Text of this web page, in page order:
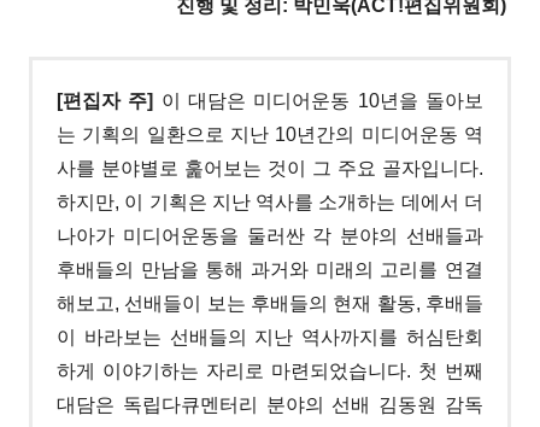
진행 및 정리: 박민욱(ACT!편집위원회)
[편집자 주] 이 대담은 미디어운동 10년을 돌아보
는 기획의 일환으로 지난 10년간의 미디어운동 역
사를 분야별로 훑어보는 것이 그 주요 골자입니다.
하지만, 이 기획은 지난 역사를 소개하는 데에서 더
나아가 미디어운동을 둘러싼 각 분야의 선배들과
후배들의 만남을 통해 과거와 미래의 고리를 연결
해보고, 선배들이 보는 후배들의 현재 활동, 후배들
이 바라보는 선배들의 지난 역사까지를 허심탄회
하게 이야기하는 자리로 마련되었습니다. 첫 번째
대담은 독립다큐멘터리 분야의 선배 김동원 감독